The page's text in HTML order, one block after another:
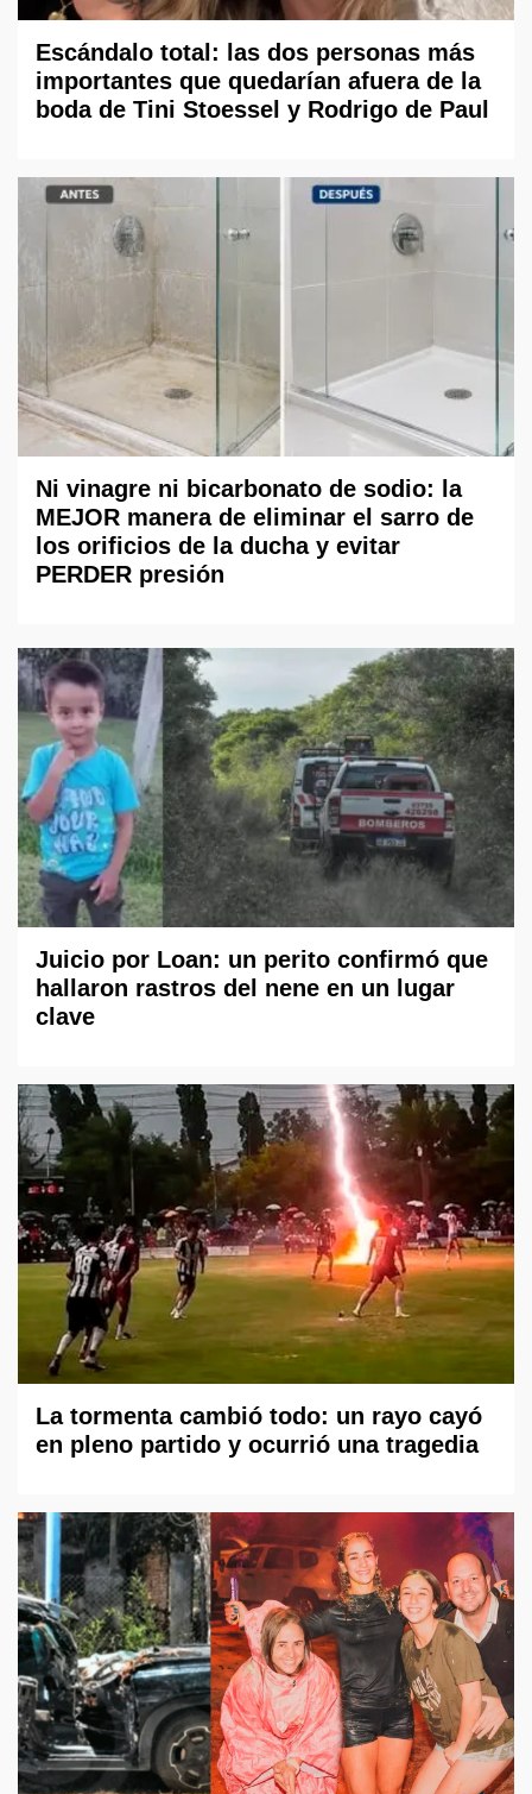
Escándalo total: las dos personas más
importantes que quedarían afuera de la
boda de Tini Stoessel y Rodrigo de Paul
Ni vinagre ni bicarbonato de sodio: la
MEJOR manera de eliminar el sarro de
los orificios de la ducha y evitar
PERDER presión
Juicio por Loan: un perito confirmó que
hallaron rastros del nene en un lugar
clave
La tormenta cambió todo: un rayo cayó
en pleno partido y ocurrió una tragedia